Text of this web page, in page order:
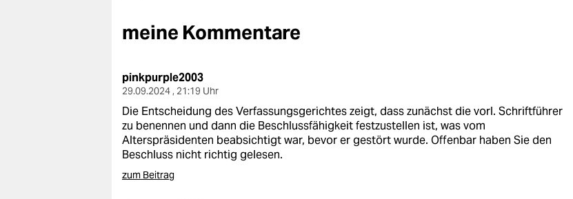
sport
berlin
wahrheit
verlag
verlag
veranstaltungen
meine Kommentare
pinkpurple2003
29.09.2024 , 21:19 Uhr
Die Entscheidung des Verfassungsgerichtes zeigt, dass zunächst die vorl. Schriftführer
zu benennen und dann die Beschlussfähigkeit festzustellen ist, was vom
Alterspräsidenten beabsichtigt war, bevor er gestört wurde. Offenbar haben Sie den
Beschluss nicht richtig gelesen.
zum Beitrag